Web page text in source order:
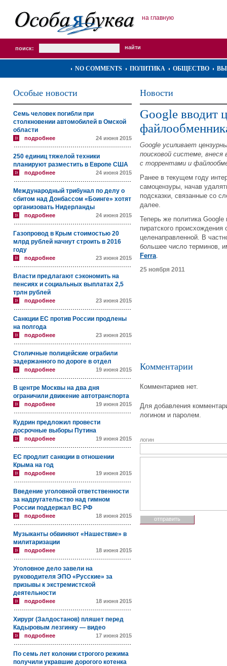
на главную
поиск:
NO COMMENTS ПОЛИТИКА ОБЩЕСТВО
Особые новости
Семь человек погибли при
столкновении автомобилей в Омской
области
подробнее 24 июня 2015
250 единиц тяжелой техники
планируют разместить в Европе США
подробнее 24 июня 2015
Международный трибунал по делу о
сбитом над Донбассом «Боинге» хотят
организовать Нидерланды
подробнее 24 июня 2015
Газопровод в Крым стоимостью 20
млрд рублей начнут строить в 2016
году
подробнее 23 июня 2015
Власти предлагают сэкономить на
пенсиях и социальных выплатах 2,5
трлн рублей
подробнее 23 июня 2015
Санкции ЕС против России продлены
на полгода
подробнее 23 июня 2015
Столичные полицейские ограбили
задержанного по дороге в отдел
подробнее 19 июня 2015
В центре Москвы на два дня
ограничили движение автотранспорта
подробнее 19 июня 2015
Кудрин предложил провести
досрочные выборы Путина
подробнее 19 июня 2015
ЕС продлит санкции в отношении
Крыма на год
подробнее 19 июня 2015
Введение уголовной ответственности
за надругательство над гимном
России поддержал ВС РФ
подробнее 18 июня 2015
Музыканты обвиняют «Нашествие» в
милитаризации
подробнее 18 июня 2015
Уголовное дело завели на
руководителя ЭПО «Русские» за
призывы к экстремистской
деятельности
подробнее 18 июня 2015
Хирург (Залдостанов) пляшет перед
Кадыровым лезгинку — видео
подробнее 17 июня 2015
По семь лет колонии строгого режима
получили укравшие дорогого котенка
Новости
Google вводит
Google усиливает
поисковой системе, внеся
с торрентами и
Ранее в текущем году
самоцензуры, начав
подсказки, связанные со
далее.
Теперь же политика Google
пиратского
целенаправленной. В
большее число терминов,
Ferra.
25 ноября 2011
Комментарии
Комментариев нет.
Для добавления
логином и паролем.
логин